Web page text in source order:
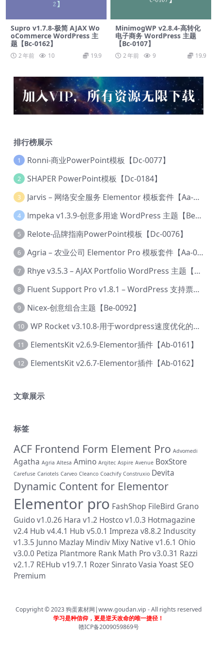
Supro v1.7.8-极简 AJAX Wo
oCommerce WordPress 主
题【Bc-0162】
2 年前 10 19.9
MinimogWP v2.8.4-高转化
电子商务 WordPress 主题
【Bc-0107】
2 年前 9 19.9
排行榜展示
1 Ronni-商业PowerPoint模板【Dc-0077】
2 SHAPER PowerPoint模板【Dc-0184】
3 Jarvis – 网络安全服务 Elementor 模板套件【Aa-0035】
4 lmpeka v1.3.9-创意多用途 WordPress 主题【Be-0064】
5 Relote-品牌指南PowerPoint模板【Dc-0076】
6 Agria – 农业公司 Elementor Pro 模板套件【Aa-0003】
7 Rhye v3.5.3 – AJAX Portfolio WordPress 主题【Bi-0049】
8 Fluent Support Pro v1.8.1 – WordPress 支持票务系统【Cc-0041】
9 Nicex-创意组合主题【Be-0092】
10 WP Rocket v3.10.8-用于wordpress速度优化的缓存加速插件【Cd-0019】
11 ElementsKit v2.6.9-Elementor插件【Ab-0161】
12 ElementsKit v2.6.7-Elementor插件【Ab-0162】
文章展示
标签
ACF Frontend Form Element Pro Advomedi
Agatha Agria Altesa Amino Arqitec Aspire Avenue BoxStore
Carefuse Cariotels Carveo Cleanco Coachify Construxio Devita
Dynamic Content for Elementor
Elementor pro FashShop FileBird Grano
Guido v1.0.26 Hara v1.2 Hostco v1.0.3 Hotmagazine
v2.4 Hub v4.4.1 Hub v5.0.1 Impreza v8.8.2 Induscity
v1.3.5 Junno Mazlay Mindiv Mixy Native v1.6.1 Ohio
v3.0.0 Petiza Plantmore Rank Math Pro v3.0.31 Razzi
v2.1.7 REHub v19.7.1 RozerSinratoVasia Yoast SEO
Premium
Copyright © 2023狗蛋素材网|www.goudan.vip - All rights reserved
学习是种信仰，更是逆天改命的唯一捷径！
赣ICP备2009059869号